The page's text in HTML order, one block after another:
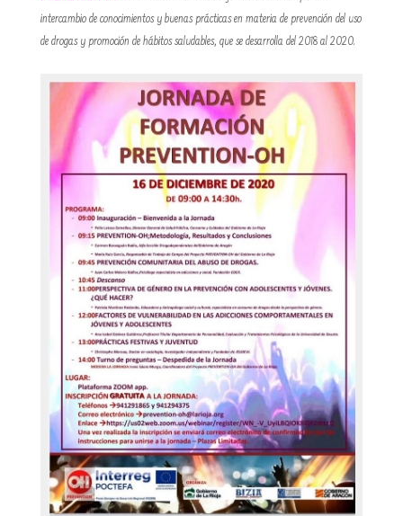
intercambio de conocimientos y buenas prácticas en materia de prevención del uso
de drogas y promoción de hábitos saludables, que se desarrolla del 2018 al 2020.